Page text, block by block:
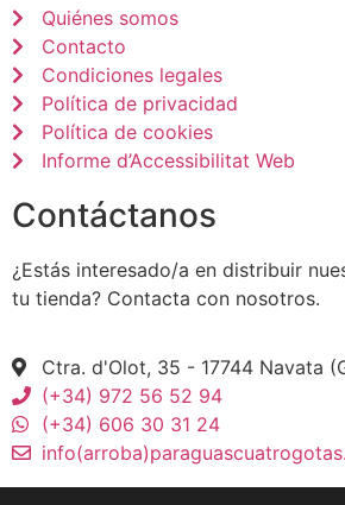
Quiénes somos
Contacto
Condiciones legales
Política de privacidad
Política de cookies
Informe d’Accessibilitat Web
Contáctanos
¿Estás interesado/a en distribuir
tu tienda? Contacta con nosotros.
Ctra. d'Olot, 35 - 17744 Navata
(+34) 972 56 52 94
(+34) 606 30 31 24